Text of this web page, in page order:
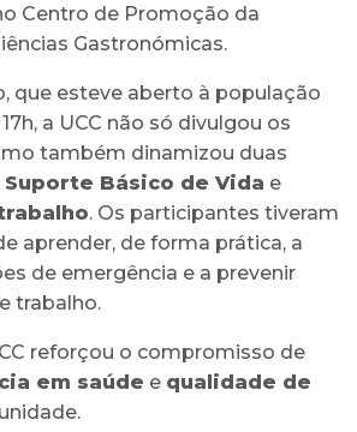
Centro de Promoção da
Gastronómicas.
que esteve aberto à população
a UCC não só divulgou os
também dinamizou duas
Suporte Básico de Vida e
. Os participantes tiveram
aprender, de forma prática, a
de emergência e a prevenir
trabalho.
reforçou o compromisso de
em saúde e qualidade de